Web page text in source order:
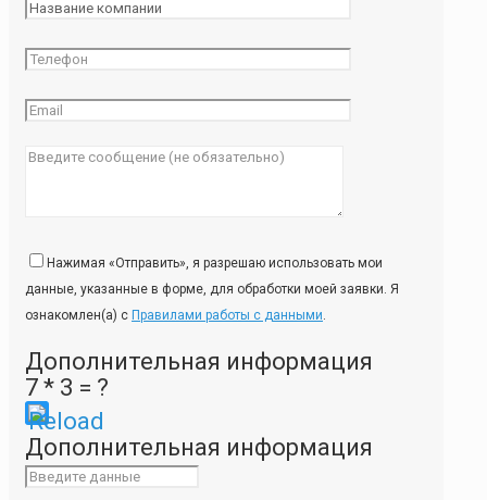
Нажимая «Отправить», я разрешаю использовать мои
данные, указанные в форме, для обработки моей заявки. Я
ознакомлен(а) с Правилами работы с данными.
Дополнительная информация
7 * 3 = ?
Please
enter
Дополнительная информация